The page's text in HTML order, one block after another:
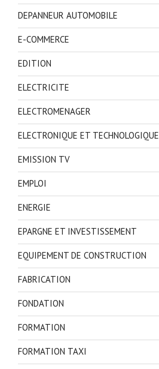
DEPANNEUR AUTOMOBILE
E-COMMERCE
EDITION
ELECTRICITE
ELECTROMENAGER
ELECTRONIQUE ET TECHNOLOGIQUE
EMISSION TV
EMPLOI
ENERGIE
EPARGNE ET INVESTISSEMENT
EQUIPEMENT DE CONSTRUCTION
FABRICATION
FONDATION
FORMATION
FORMATION TAXI